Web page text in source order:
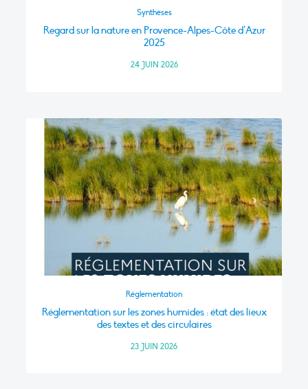
Synthèses
Regard sur la nature en Provence-Alpes-Côte d’Azur
2025
24 JUIN 2026
Réglementation
Réglementation sur les zones humides : état des lieux
des textes et des circulaires
23 JUIN 2026